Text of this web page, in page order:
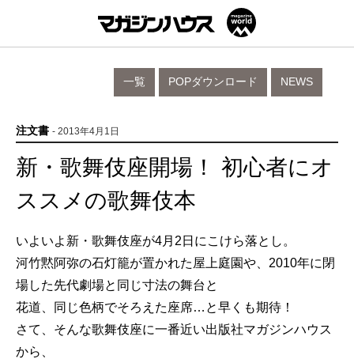
NEWS
POPダウンロード
一覧
注文書 - 2013年4月1日
新・歌舞伎座開場！ 初心者にオ
ススメの歌舞伎本
いよいよ新・歌舞伎座が4月2日にこけら落とし。
河竹黙阿弥の石灯籠が置かれた屋上庭園や、2010年に閉
場した先代劇場と同じ寸法の舞台と
花道、同じ色柄でそろえた座席…と早くも期待！
さて、そんな歌舞伎座に一番近い出版社マガジンハウス
から、